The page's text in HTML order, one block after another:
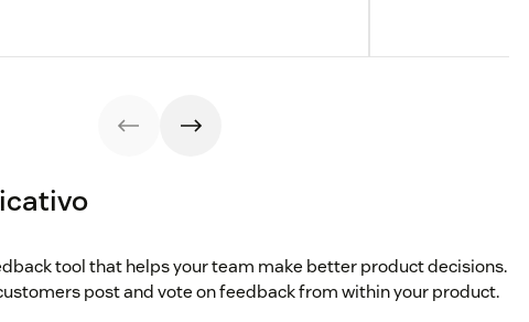
tool that helps your team make better product decisions.
post and vote on feedback from within your product.